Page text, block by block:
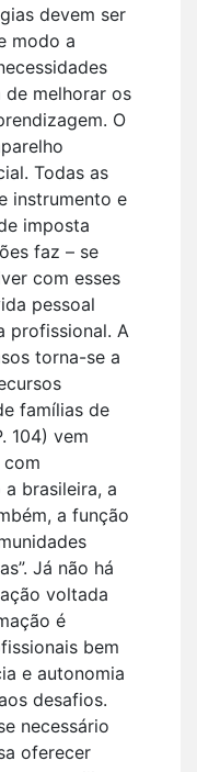
devem ser
modo a
melhorar os
O
Todas as
instrumento e
imposta
faz – se
com esses
pessoal
profissional. A
torna-se a
famílias de
104) vem
com
brasileira, a
a função
Já não há
voltada
é
bem
e autonomia
desafios.
necessário
oferecer